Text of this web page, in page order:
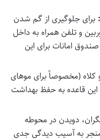
برای جلوگیری از گم شدن
و تلفن همراه به داخل
امانات برای این
کلاه (مخصوصاً برای موهای
این قاعده به حفظ بهداشت
دویدن در محوطه
به آسیب دیدگی جدی